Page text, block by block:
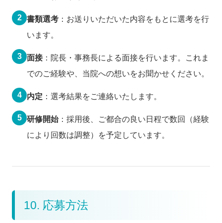
2 書類選考 ：お送りいただいた内容をもとに選考を行
います。
3 面接：院長・事務長による面接を行います。これま
でのご経験や、当院への想いをお聞かせください。
4 内定 ：選考結果をご連絡いたします。
5 研修開始：採用後、ご都合の良い日程で数回（経験
により回数は調整）を予定しています。
10. 応募方法